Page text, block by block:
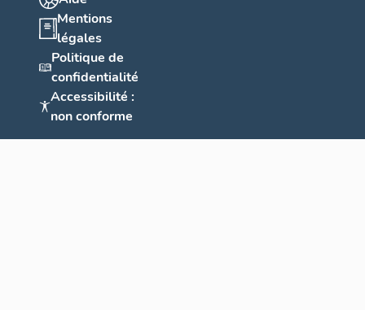
Mentions
légales
Politique de
confidentialité
Accessibilité :
non conforme